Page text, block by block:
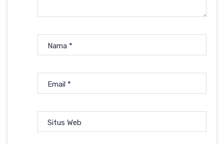
Nama *
Email *
Situs Web